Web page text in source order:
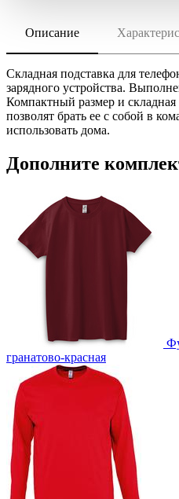
Описание
Складная подставка для
зарядного устройства.
Компактный размер и складная
позволят брать ее с собой в
использовать дома.
РАЗМЕР ТОВАРА
искусственная кожа
ТРАНСПОРТНАЯ УПАКОВКА
43.0x34.0x17.0 см
ИНДИВИДУАЛЬНАЯ УПАКОВКА
T2 -Тиснение фольгой (1
T1 -Тиснение бесцветное
Инструкция по сохранению
Инструкция по сохранению
Дополните
гранатово-красная